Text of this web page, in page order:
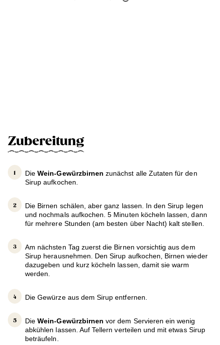
Zubereitung
Die Wein-Gewürzbirnenzunächst alle Zutaten für den
Sirup aufkochen.
Die Birnen schälen, aber ganz lassen. In den Sirup legen
und nochmals aufkochen. 5 Minuten köcheln lassen, dann
für mehrere Stunden (am besten über Nacht) kalt stellen.
Am nächsten Tag zuerst die Birnen vorsichtig aus dem
Sirup herausnehmen. Den Sirup aufkochen, Birnen wieder
dazugeben und kurz köcheln lassen, damit sie warm
werden.
Die Gewürze aus dem Sirup entfernen.
DieWein-Gewürzbirnen vor dem Servieren ein wenig
abkühlen lassen. Auf Tellern verteilen und mit etwas Sirup
beträufeln.